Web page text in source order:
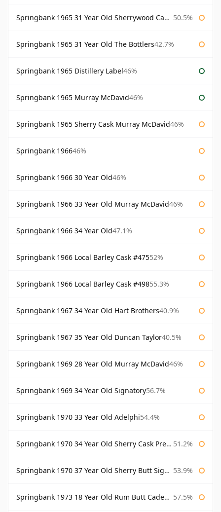
Springbank 1965 31 Year Old Sherrywood Cadenhead's 50.5%
Springbank 1965 31 Year Old The Bottlers42.7%
Springbank 1965 Distillery Label46%
Springbank 1965 Murray McDavid46%
Springbank 1965 Sherry Cask Murray McDavid46%
Springbank 196646%
Springbank 1966 30 Year Old46%
Springbank 1966 33 Year Old Murray McDavid46%
Springbank 1966 34 Year Old47.1%
Springbank 1966 Local Barley Cask #47552%
Springbank 1966 Local Barley Cask #49855.3%
Springbank 1967 34 Year Old Hart Brothers40.9%
Springbank 1967 35 Year Old Duncan Taylor40.5%
Springbank 1969 28 Year Old Murray McDavid46%
Springbank 1969 34 Year Old Signatory56.7%
Springbank 1970 33 Year Old Adelphi54.4%
Springbank 1970 34 Year Old Sherry Cask Prestonfield 51.2%
Springbank 1970 37 Year Old Sherry Butt Signatory Cask Strength Collection 53.9%
Springbank 1973 18 Year Old Rum Butt Cadenhead's 57.5%